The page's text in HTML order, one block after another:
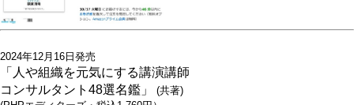
2024年12月16日発売
「人や組織を元気にする講演講師
コンサルタント48選名鑑」 (共著)